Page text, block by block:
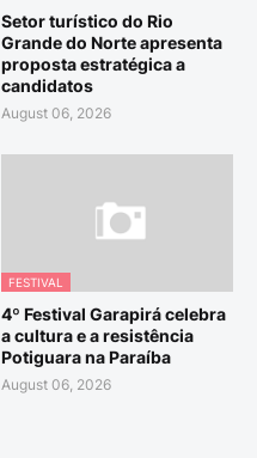
Setor turístico do Rio
Grande do Norte apresenta
proposta estratégica a
candidatos
August 06, 2026
FESTIVAL
4º Festival Garapirá celebra
a cultura e a resistência
Potiguara na Paraíba
August 06, 2026